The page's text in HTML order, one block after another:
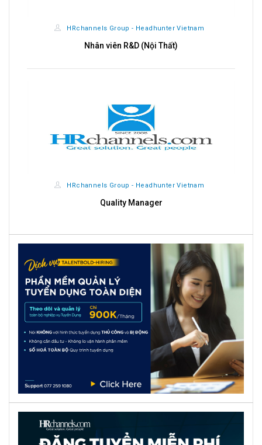
HRchannels Group - Headhunter Vietnam
Import - Export & Sales Admin Executive
HRchannels Group - Headhunter Vietnam
Giám Sát Ca Sản Xuất